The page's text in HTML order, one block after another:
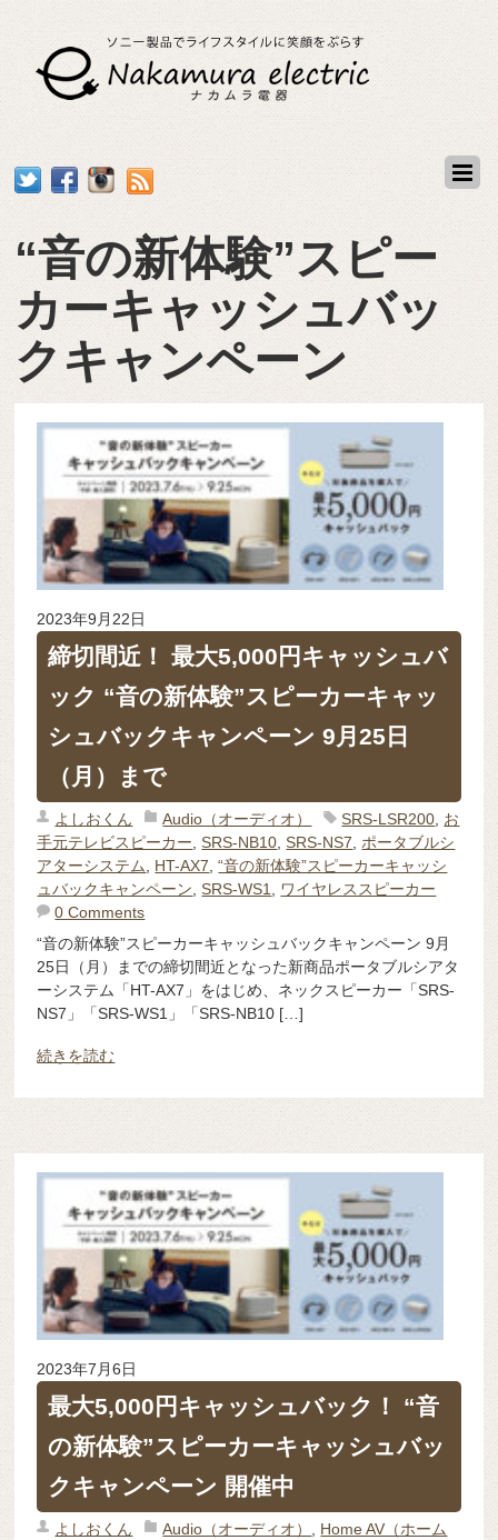
“音の新体験”スピー
カーキャッシュバッ
クキャンペーン
2023年9月22日
締切間近！ 最大5,000円キャッシュバ
ック “音の新体験”スピーカーキャッ
シュバックキャンペーン 9月25日
（月）まで
よしおくん Audio（オーディオ） SRS-LSR200, お
手元テレビスピーカー,SRS-NB10,SRS-NS7,ポータブルシ
アターシステム, HT-AX7,“音の新体験”スピーカーキャッシ
ュバックキャンペーン,SRS-WS1, ワイヤレススピーカー
0 Comments
“音の新体験”スピーカーキャッシュバックキャンペーン 9月
25日（月）までの締切間近となった新商品ポータブルシアタ
ーシステム「HT-AX7」をはじめ、ネックスピーカー「SRS-
NS7」「SRS-WS1」「SRS-NB10 […]
続きを読む
2023年7月6日
最大5,000円キャッシュバック！ “音
の新体験”スピーカーキャッシュバッ
クキャンペーン 開催中
よしおくん Audio（オーディオ） , Home AV（ホーム